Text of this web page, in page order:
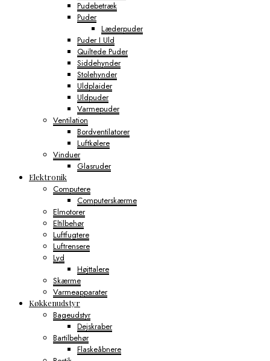
Pudebetræk
Puder
Læderpuder
Puder I Uld
Quiltede Puder
Siddehynder
Stolehynder
Uldplaider
Uldpuder
Varmepuder
Ventilation
Bordventilatorer
Luftkølere
Vinduer
Glasruder
Elektronik
Computere
Computerskærme
Elmotorer
Eltilbehør
Luftfugtere
Luftrensere
Lyd
Højttalere
Skærme
Varmeapparater
Køkkenudstyr
Bageudstyr
Dejskraber
Bartilbehør
Flaskeåbnere